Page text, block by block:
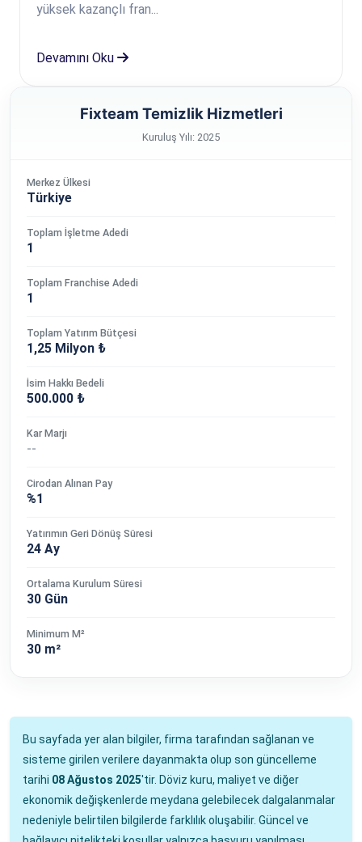
yüksek kazançlı fran...
Devamını Oku
Fixteam Temizlik Hizmetleri
Kuruluş Yılı: 2025
Merkez Ülkesi
Türkiye
Toplam İşletme Adedi
1
Toplam Franchise Adedi
1
Toplam Yatırım Bütçesi
1,25 Milyon ₺
İsim Hakkı Bedeli
500.000 ₺
Kar Marjı
--
Cirodan Alınan Pay
%1
Yatırımın Geri Dönüş Süresi
24 Ay
Ortalama Kurulum Süresi
30 Gün
Minimum M²
30 m²
Bu sayfada yer alan bilgiler, firma tarafından sağlanan ve
sisteme girilen verilere dayanmakta olup son güncelleme
tarihi 08 Ağustos 2025'tir. Döviz kuru, maliyet ve diğer
ekonomik değişkenlerde meydana gelebilecek dalgalanmalar
nedeniyle belirtilen bilgilerde farklılık oluşabilir. Güncel ve